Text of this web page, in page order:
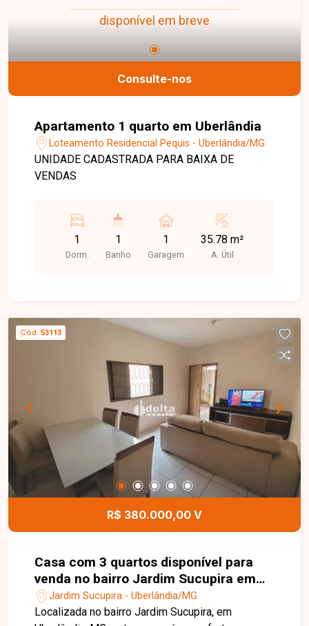
disponível em breve
Consulte-nos
Apartamento 1 quarto em Uberlândia
Loteamento Residencial Pequis - Uberlândia/MG
UNIDADE CADASTRADA PARA BAIXA DE
VENDAS
1
Dorm.
1
Banho
1
Garagem
35.78 m²
A. Útil
Cód. 53113
R$ 380.000,00 V
Casa com 3 quartos disponível para
venda no bairro Jardim Sucupira em
Uberlândia-MG
Jardim Sucupira - Uberlândia/MG
Localizada no bairro Jardim Sucupira, em